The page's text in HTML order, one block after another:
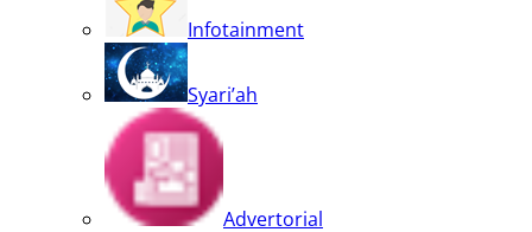
Infotainment
Syari’ah
Advertorial